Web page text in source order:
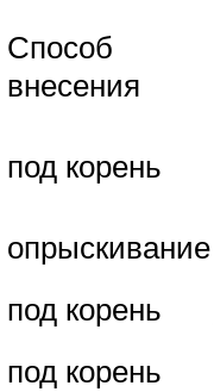
Способ
внесения
под корень
опрыскивание
под корень
под корень